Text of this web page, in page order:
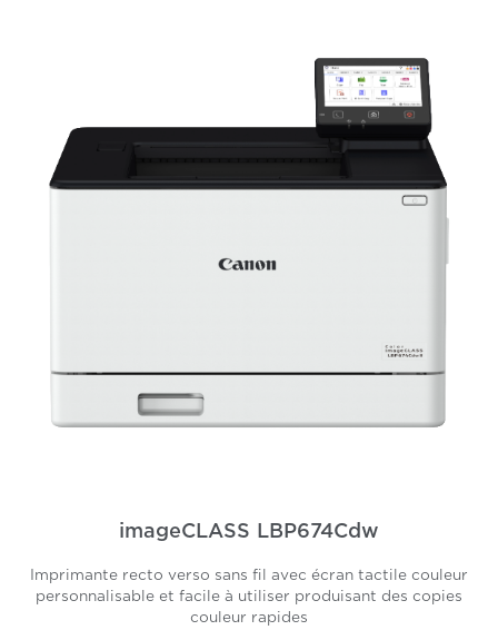
imageCLASS LBP674Cdw
Imprimante recto verso sans fil avec écran tactile couleur
personnalisable et facile à utiliser produisant des copies
couleur rapides